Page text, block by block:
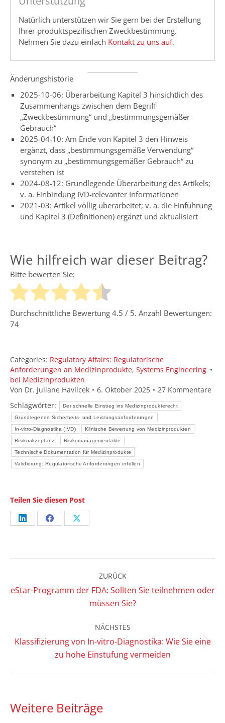
Natürlich unterstützen wir Sie gern bei der Erstellung
Ihrer produktspezifischen Zweckbestimmung.
Nehmen Sie dazu einfach Kontakt zu uns auf.
Änderungshistorie
2025-10-06: Überarbeitung Kapitel 3 hinsichtlich des
Zusammenhangs zwischen dem Begriff
„Zweckbestimmung“ und „bestimmungsgemäßer
Gebrauch“
2025-04-10: Am Ende von Kapitel 3 den Hinweis
ergänzt, dass „bestimmungsgemäße Verwendung“
synonym zu „bestimmungsgemäßer Gebrauch“ zu
verstehen ist
2024-08-12: Grundlegende Überarbeitung des Artikels;
v. a. Einbindung IVD-relevanter Informationen
2021-03: Artikel völlig überarbeitet; v. a. die Einführung
und Kapitel 3 (Definitionen) ergänzt und aktualisiert
Wie hilfreich war dieser Beitrag?
Bitte bewerten Sie:
Durchschnittliche Bewertung 4.5 / 5. Anzahl Bewertungen:
74
Categories: Regulatory Affairs: Regulatorische
Anforderungen an Medizinprodukte, Systems Engineering
bei Medizinprodukten
Von Dr. Juliane Havlicek 6. Oktober 2025
27 Kommentare
Schlagwörter:
Der schnelle Einstieg ins Medizinprodukterecht
Grundlegende Sicherheits- und Leistungsanforderungen
In-vitro-Diagnostika (IVD) Klinische Bewertung von Medizinprodukten
Risikoakzeptanz Risikomanagementakte
Technische Dokumentation für Medizinprodukte
Validierung: Regulatorische Anforderungen erfüllen
Teilen Sie diesen Post
Share Share Share
Kommentarnavigation
ZURÜCK
Vorheriger
Beitrag:
eStar-Programm der FDA: Sollten Sie teilnehmen oder
müssen Sie?
NÄCHSTES
Nächster
Beitrag:
Klassifizierung von In-vitro-Diagnostika: Wie Sie eine
zu hohe Einstufung vermeiden
Weitere Beiträge